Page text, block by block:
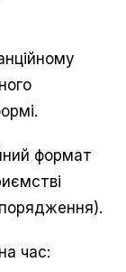
формат
час: